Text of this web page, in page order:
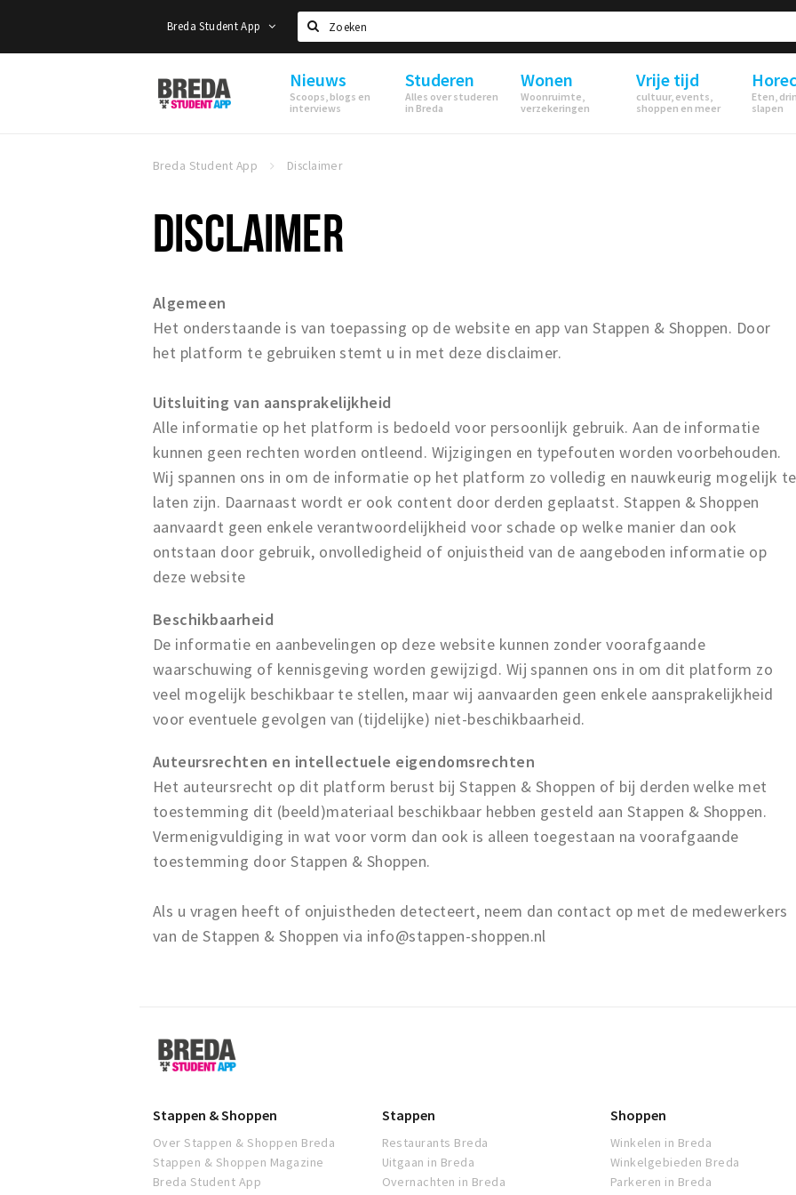
Breda Student App
Zoeken
Breda
Student
Nieuws
Scoops, blogs en
interviews
Studeren
Alles over studeren
in Breda
Wonen
Woonruimte,
verzekeringen
Vrije tijd
cultuur, events,
shoppen en meer
Eten,
slapen
Breda Student App Disclaimer
DISCLAIMER
Algemeen
Het onderstaande is van toepassing op de website en app van Stappen & Shoppen. Door
het platform te gebruiken stemt u in met deze disclaimer.
Uitsluiting van aansprakelijkheid
Alle informatie op het platform is bedoeld voor persoonlijk gebruik. Aan de informatie
kunnen geen rechten worden ontleend. Wijzigingen en typefouten worden voorbehouden.
Wij spannen ons in om de informatie op het platform zo volledig en nauwkeurig mogelijk te
laten zijn. Daarnaast wordt er ook content door derden geplaatst. Stappen & Shoppen
aanvaardt geen enkele verantwoordelijkheid voor schade op welke manier dan ook
ontstaan door gebruik, onvolledigheid of onjuistheid van de aangeboden informatie op
deze website
Beschikbaarheid
De informatie en aanbevelingen op deze website kunnen zonder voorafgaande
waarschuwing of kennisgeving worden gewijzigd. Wij spannen ons in om dit platform zo
veel mogelijk beschikbaar te stellen, maar wij aanvaarden geen enkele aansprakelijkheid
voor eventuele gevolgen van (tijdelijke) niet-beschikbaarheid.
Auteursrechten en intellectuele eigendomsrechten
Het auteursrecht op dit platform berust bij Stappen & Shoppen of bij derden welke met
toestemming dit (beeld)materiaal beschikbaar hebben gesteld aan Stappen & Shoppen.
Vermenigvuldiging in wat voor vorm dan ook is alleen toegestaan na voorafgaande
toestemming door Stappen & Shoppen.
Als u vragen heeft of onjuistheden detecteert, neem dan contact op met de medewerkers
van de Stappen & Shoppen via info@stappen-shoppen.nl
Breda
Student
App
Stappen & Shoppen
Over Stappen & Shoppen Breda
Stappen & Shoppen Magazine
Breda Student App
Stappen
Restaurants Breda
Uitgaan in Breda
Overnachten in Breda
Shoppen
Winkelen in Breda
Winkelgebieden Breda
Parkeren in Breda